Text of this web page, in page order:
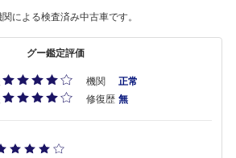
による検査済み中古車です。
グー鑑定評価
機関
正常
修復歴 無